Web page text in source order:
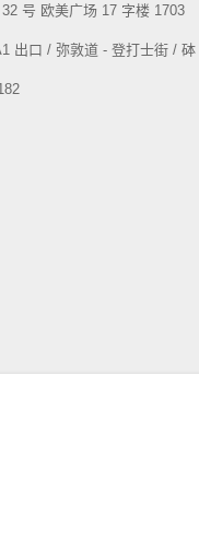
号 欧美广场 17 字楼 1703
出口 / 弥敦道 - 登打士街 / 砵